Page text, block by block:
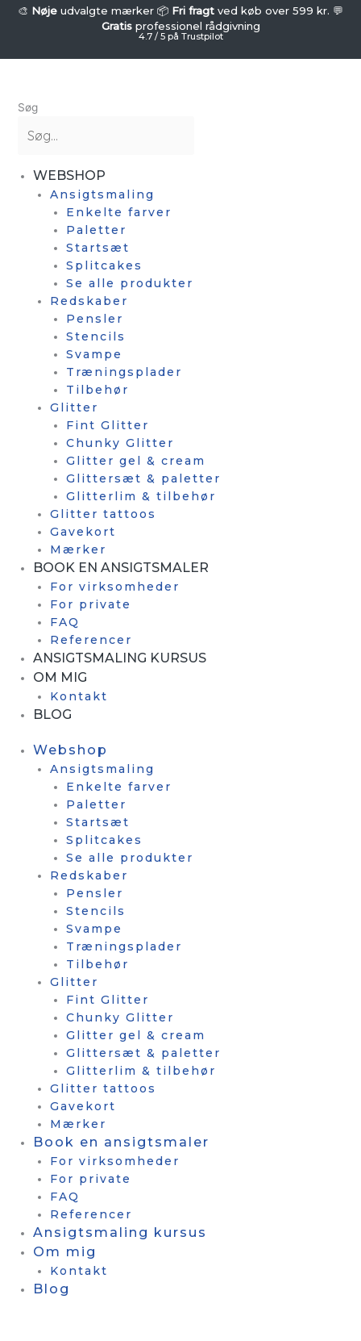
🎨 Nøje udvalgte mærker 📦 Fri fragt ved køb over 599 kr. 💬
Gratisprofessionel rådgivning
4.7 / 5 på Trustpilot
Søg
WEBSHOP
Ansigtsmaling
Enkelte farver
Paletter
Startsæt
Splitcakes
Se alle produkter
Redskaber
Pensler
Stencils
Svampe
Træningsplader
Tilbehør
Glitter
Fint Glitter
Chunky Glitter
Glitter gel & cream
Glittersæt & paletter
Glitterlim & tilbehør
Glitter tattoos
Gavekort
Mærker
BOOK EN ANSIGTSMALER
For virksomheder
For private
FAQ
Referencer
ANSIGTSMALING KURSUS
OM MIG
Kontakt
BLOG
Webshop
Ansigtsmaling
Enkelte farver
Paletter
Startsæt
Splitcakes
Se alle produkter
Redskaber
Pensler
Stencils
Svampe
Træningsplader
Tilbehør
Glitter
Fint Glitter
Chunky Glitter
Glitter gel & cream
Glittersæt & paletter
Glitterlim & tilbehør
Glitter tattoos
Gavekort
Mærker
Book en ansigtsmaler
For virksomheder
For private
FAQ
Referencer
Ansigtsmaling kursus
Om mig
Kontakt
Blog